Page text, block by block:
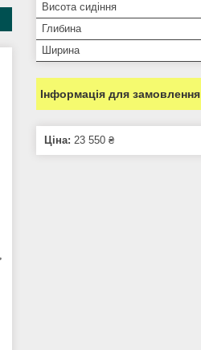
Висота сидіння
Глибина
Ширина
Інформація для замовлення
Ціна: 23 550 ₴